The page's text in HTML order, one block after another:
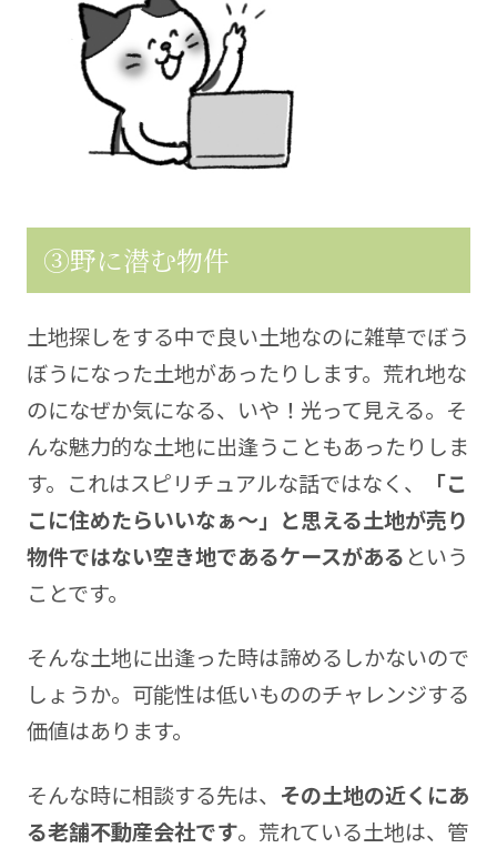
③野に潜む物件
土地探しをする中で良い土地なのに雑草でぼう
ぼうになった土地があったりします。荒れ地な
のになぜか気になる、いや！光って見える。そ
んな魅力的な土地に出逢うこともあったりしま
す。これはスピリチュアルな話ではなく、
「こ
こに住めたらいいなぁ～」と思える土地が売り
物件ではない空き地であるケースがある という
ことです。
そんな土地に出逢った時は諦めるしかないので
しょうか。可能性は低いもののチャレンジする
価値はあります。
そんな時に相談する先は、 その土地の近くにあ
る老舗不動産会社です。荒れている土地は、管